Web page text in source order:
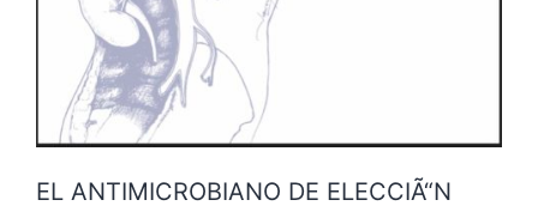
m
d
EL ANTIMICROBIANO DE ELECCIÃ“N